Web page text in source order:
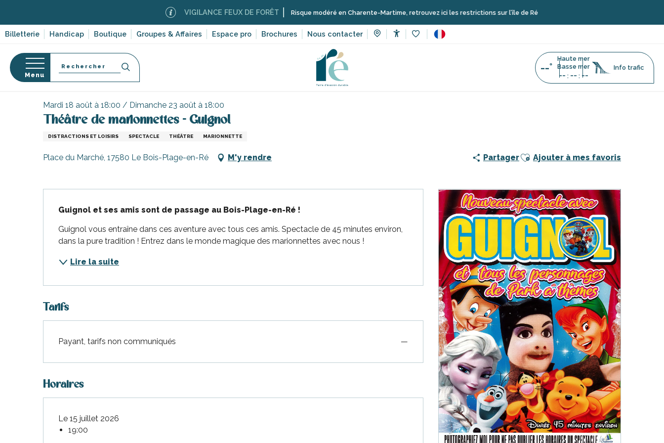
contenu
Billetterie Handicap Boutique Groupes & Affaires Espace pro Brochures Nous contacter
VIGILANCE FEUX DE FORÊT Risque modéré en Charente-Martime, retrouvez ici les restrictions sur l’île de Ré
Clément-
sur-
Martin-de-Ré
Menu
Recherche --°
Haute mer
Basse mer
-- : -- : --
Info trafic
Accueil Les manifestations, événements Théâtre de marionnettes - Guignol
Mardi 18 août à 18:00 / Dimanche 23 août à 18:00
Théâtre de marionnettes - Guignol
DISTRACTIONS ET LOISIRS SPECTACLE THÉÂTRE MARIONNETTE
Place du Marché, 17580 Le Bois-Plage-en-Ré M'y rendre PartagerAjouter aux favoris
Ajouter à mes favoris
Guignol et ses amis sont de passage au Bois-Plage-en-Ré !
Guignol vous entraîne dans ces aventure avec tous ces amis. Spectacle de 45 minutes environ,
dans la pure tradition ! Entrez dans le monde magique des marionnettes avec nous !
Lire la suite
Tarifs
Payant, tarifs non communiqués —
Horaires
Le 15 juillet 2026
19:00